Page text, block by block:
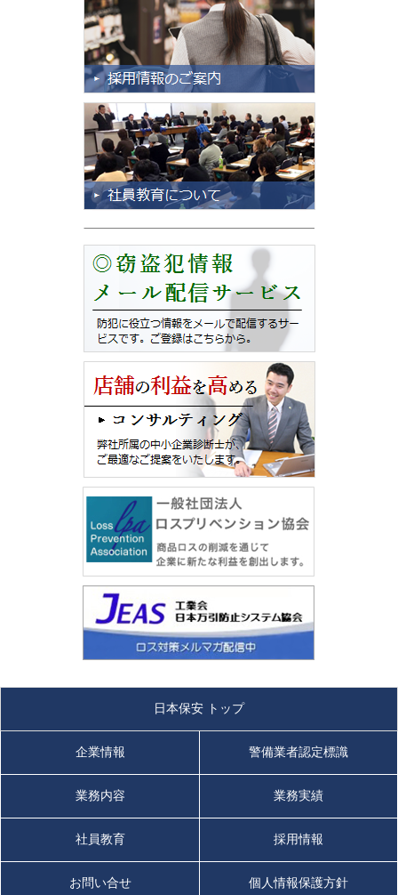
日本保安 トップ
企業情報 警備業者認定標識
業務内容 業務実績
社員教育 採用情報
お問い合せ 個人情報保護方針